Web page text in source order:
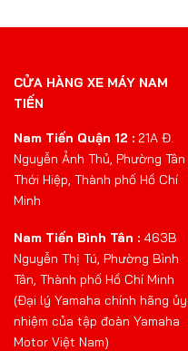
CỬA HÀNG XE MÁY NAM
TIẾN
Nam Tiến Quận 12 : 21A Đ.
Nguyễn Ảnh Thủ, Phường Tân
Thới Hiệp, Thành phố Hồ Chí
Minh
Nam Tiến Bình Tân : 463B
Nguyễn Thị Tú, Phường Bình
Tân, Thành phố Hồ Chí Minh
(Đại lý Yamaha chính hãng ủy
nhiệm của tập đoàn Yamaha
Motor Việt Nam)